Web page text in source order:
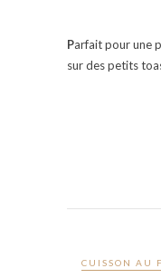
Parfait pour une
sur des petits
CUISSON AU